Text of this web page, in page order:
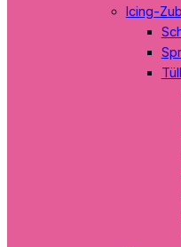
Icing-